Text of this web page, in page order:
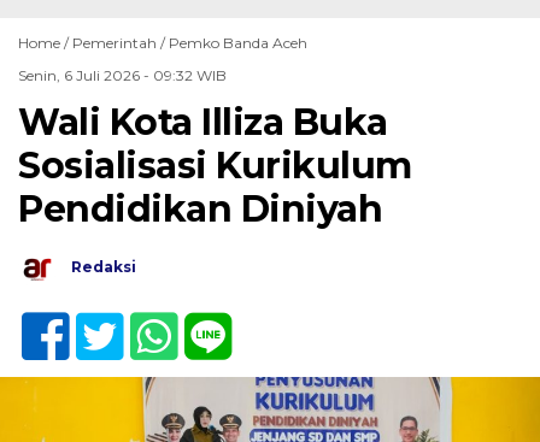
Home / Pemerintah / Pemko Banda Aceh
Senin, 6 Juli 2026 - 09:32 WIB
Wali Kota Illiza Buka
Sosialisasi Kurikulum
Pendidikan Diniyah
Redaksi